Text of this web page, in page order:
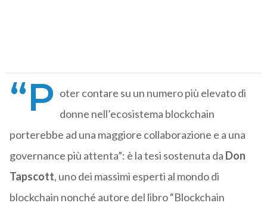
“P oter contare su un numero più elevato di
donne nell’ecosistema blockchain
porterebbe ad una maggiore collaborazione e a una
governance più attenta”: è la tesi sostenuta da Don
Tapscott, uno dei massimi esperti al mondo di
blockchain nonché autore del libro “Blockchain